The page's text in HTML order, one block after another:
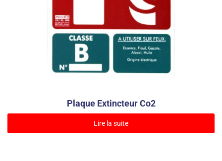
Plaque Extincteur Co2
Lire la suite